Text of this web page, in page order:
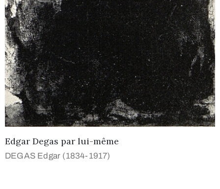
Edgar Degas par lui-même
DEGAS Edgar (1834-1917)